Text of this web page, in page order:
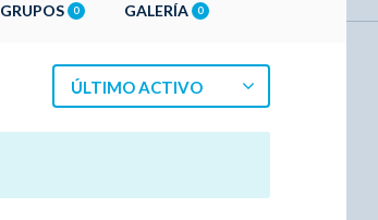
GRUPOS 0 GALERÍA 0
ÚLTIMO ACTIVO